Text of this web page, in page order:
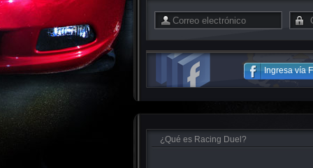
Ingresa vía
¿Qué es Racing Duel?